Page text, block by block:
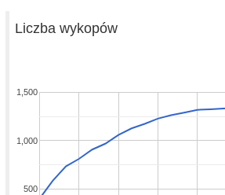
Liczba wykopów
500
1,000
1,500